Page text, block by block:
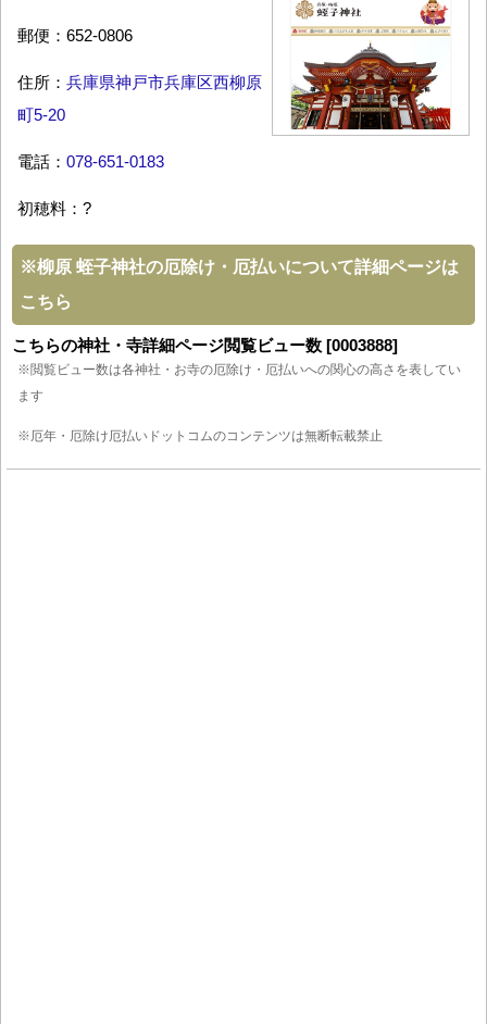
郵便：652-0806
住所： 兵庫県神戸市兵庫区西柳原
町5-20
電話： 078-651-0183
初穂料：?
※柳原 蛭子神社の厄除け・厄払いについて詳細ページは
こちら
こちらの神社・寺詳細ページ閲覧ビュー数 [0003888]
※閲覧ビュー数は各神社・お寺の厄除け・厄払いへの関心の高さを表してい
ます
※厄年・厄除け厄払いドットコムのコンテンツは無断転載禁止